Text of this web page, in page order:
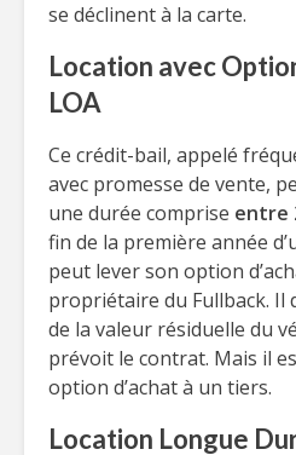
se déclinent à la carte.
Location avec
LOA
Ce crédit-bail, appelé
avec promesse de vente,
une durée comprise entre
fin de la première année
peut lever son option
propriétaire du Fullback. Il
de la valeur résiduelle du
prévoit le contrat. Mais il
option d’achat à un tiers.
Location Longue